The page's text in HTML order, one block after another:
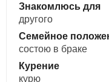
Знакомлюсь для
другого
Семейное
состою в браке
Курение
курю